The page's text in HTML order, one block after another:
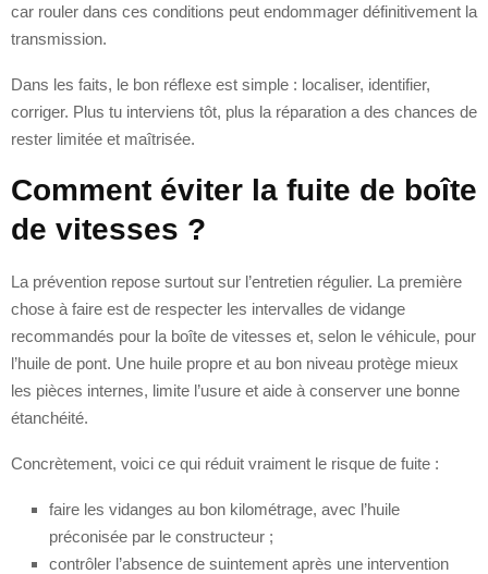
car rouler dans ces conditions peut endommager définitivement la
transmission.
Dans les faits, le bon réflexe est simple : localiser, identifier,
corriger. Plus tu interviens tôt, plus la réparation a des chances de
rester limitée et maîtrisée.
Comment éviter la fuite de boîte
de vitesses ?
La prévention repose surtout sur l’entretien régulier. La première
chose à faire est de respecter les intervalles de vidange
recommandés pour la boîte de vitesses et, selon le véhicule, pour
l’huile de pont. Une huile propre et au bon niveau protège mieux
les pièces internes, limite l’usure et aide à conserver une bonne
étanchéité.
Concrètement, voici ce qui réduit vraiment le risque de fuite :
faire les vidanges au bon kilométrage, avec l’huile
préconisée par le constructeur ;
contrôler l’absence de suintement après une intervention